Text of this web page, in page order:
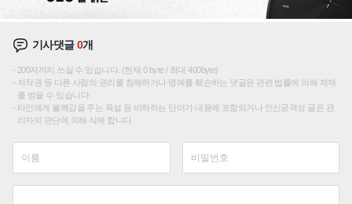
기사댓글0개
200자까지 쓰실 수 있습니다. (현재 0 byte / 최대 400byte)
저작권 등 다른 사람의 권리를 침해하거나 명예를 훼손하는 댓글은 관련 법률에 의해 제재
를 받을 수 있습니다.
타인에게 불쾌감을 주는 욕설 등 비하하는 단어가 내용에 포함되거나 인신공격성 글은 관
리자의 판단에 의해 삭제 합니다.